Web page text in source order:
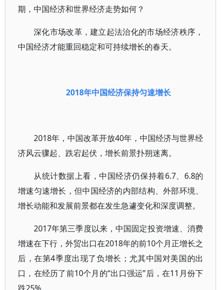
期，中国经济和世界经济走势如何？
深化市场改革，建立起法治化的市场经济秩序，
中国经济才能重回稳定和可持续增长的春天。
2018年中国经济保持匀速增长
2018年，中国改革开放40年，中国经济与世界经
济风云骤起、跌宕起伏，增长前景扑朔迷离。
从统计数据上看，中国经济仍保持着6.7、6.8的
增速匀速增长，但中国经济的内部结构、外部环境、
增长动能和发展前景都在发生急遽变化和深度调整。
2017年第三季度以来，中国固定投资增速、消费
增速在下行，外贸出口在2018年的前10个月正增长之
后，在第4季度出现了负增长；尤其中国对美国的出
口，在经历了前10个月的“出口强运”后，在11月份下